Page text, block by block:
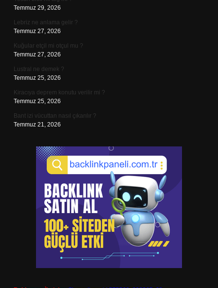
Temmuz 29, 2026
Lebriz ne anlama gelir ?
Temmuz 27, 2026
Kuğular etçil mi otçul mu ?
Temmuz 27, 2026
Lustral ne demek ?
Temmuz 25, 2026
Kiracıya deprem konutu verilir mi ?
Temmuz 25, 2026
Bant izi vücuttan nasıl çıkarılır ?
Temmuz 21, 2026